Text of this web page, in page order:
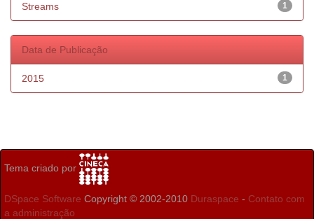
1
Streams
Data de Publicação
1
2015
Tema criado por
DSpace Software Copyright © 2002-2010 Duraspace - Contato com
a administração